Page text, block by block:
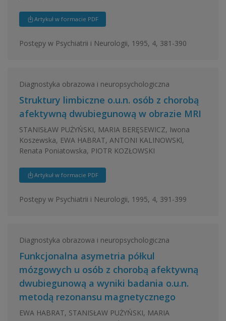
Artykuł w formacie PDF
Postępy w Psychiatrii i Neurologii, 1995, 4, 381-390
Diagnostyka obrazowa i neuropsychologiczna
Struktury limbiczne o.u.n. osób z chorobą
afektywną dwubiegunową w obrazie MRI
STANISŁAW PUŻYŃSKI, MARIA BERĘSEWICZ, Iwona
Koszewska, EWA HABRAT, ANTONI KALINOWSKl,
Renata Poniatowska, PIOTR KOZŁOWSKI
Artykuł w formacie PDF
Postępy w Psychiatrii i Neurologii, 1995, 4, 391-399
Diagnostyka obrazowa i neuropsychologiczna
Funkcjonalna asymetria półkul
mózgowych u osób z chorobą afektywną
dwubiegunową a wyniki badania o.u.n.
metodą rezonansu magnetycznego
EWA HABRAT, STANISŁAW PUŻYŃSKI, MARIA